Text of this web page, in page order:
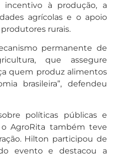
à produção, a
agrícolas e o apoio
rurais.
permanente de
que assegure
quem produz alimentos
brasileira”, defendeu
políticas públicas e
AgroRita também teve
Hilton participou de
evento e destacou a